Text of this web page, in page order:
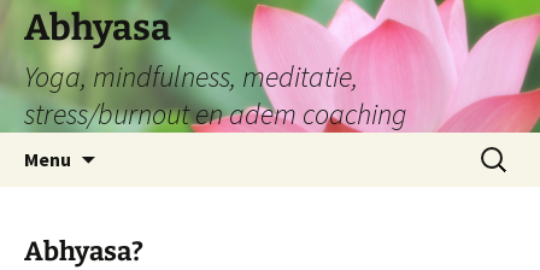
Abhyasa
Yoga, mindfulness, meditatie,
stress/burnout en adem coaching
Menu
Zoeken
naar:
Abhyasa?